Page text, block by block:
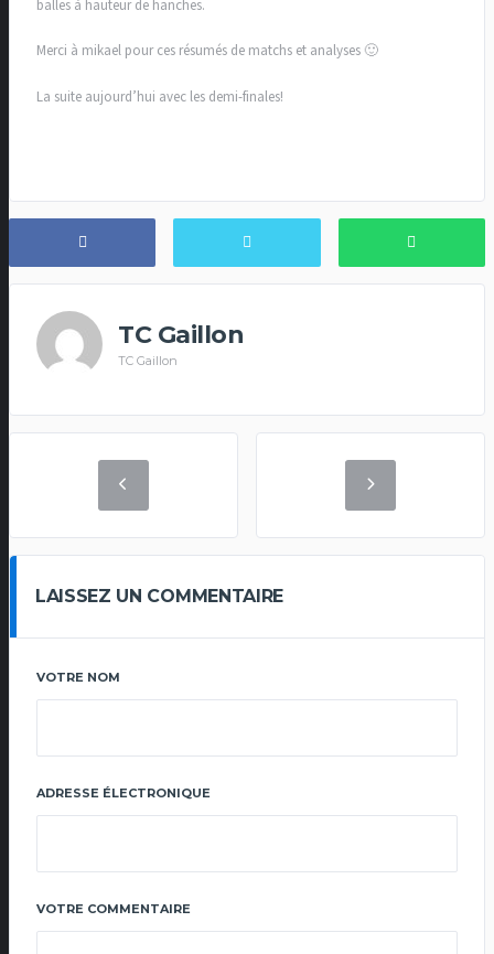
balles à hauteur de hanches.
Merci à mikael pour ces résumés de matchs et analyses 🙂
La suite aujourd’hui avec les demi-finales!
TC Gaillon
TC Gaillon
LAISSEZ UN COMMENTAIRE
VOTRE NOM
ADRESSE ÉLECTRONIQUE
VOTRE COMMENTAIRE